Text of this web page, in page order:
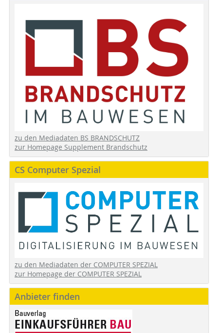
zu den Mediadaten BS BRANDSCHUTZ
zur Homepage Supplement Brandschutz
CS Computer Spezial
zu den Mediadaten der COMPUTER SPEZIAL
zur Homepage der COMPUTER SPEZIAL
Anbieter finden